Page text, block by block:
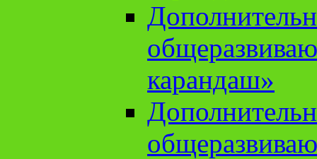
карандаш»